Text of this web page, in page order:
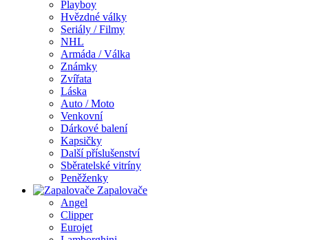
Playboy
Hvězdné války
Seriály / Filmy
NHL
Armáda / Válka
Známky
Zvířata
Láska
Auto / Moto
Venkovní
Dárkové balení
Kapsičky
Další příslušenství
Sběratelské vitríny
Peněženky
Zapalovače
Angel
Clipper
Eurojet